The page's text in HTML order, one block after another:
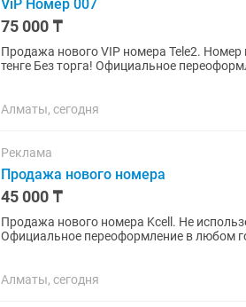
ViP Номер 007
75 000 ₸
Продажа нового VIP номера Tele2.
тенге Без торга! Официальное
Алматы, сегодня
Реклама
Продажа нового номера
45 000 ₸
Продажа нового номера Kcell. Не
Официальное переоформление в любом
Алматы, сегодня